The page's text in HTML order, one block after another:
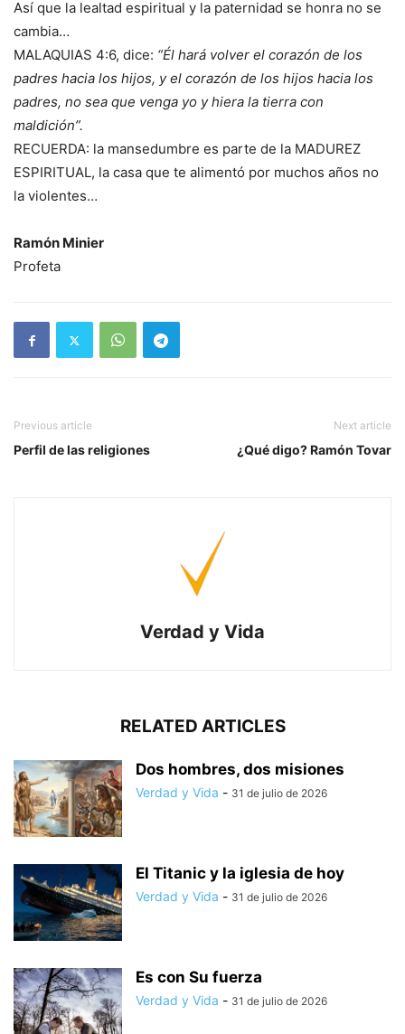
Así que la lealtad espiritual y la paternidad se honra no se
cambia…
MALAQUIAS 4:6, dice: “Él hará volver el corazón de los
padres hacia los hijos, y el corazón de los hijos hacia los
padres, no sea que venga yo y hiera la tierra con
maldición”.
RECUERDA: la mansedumbre es parte de la MADUREZ
ESPIRITUAL, la casa que te alimentó por muchos años no
la violentes…
Ramón Minier
Profeta
Previous article
Perfil de las religiones
Next article
¿Qué digo? Ramón Tovar
Verdad y Vida
RELATED ARTICLES
Dos hombres, dos misiones
Verdad y Vida - 31 de julio de 2026
El Titanic y la iglesia de hoy
Verdad y Vida - 31 de julio de 2026
Es con Su fuerza
Verdad y Vida - 31 de julio de 2026